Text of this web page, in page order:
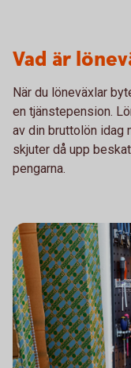
Vad är
När du löneväxlar
en tjänstepension.
av din bruttolön idag
skjuter då upp
pengarna.